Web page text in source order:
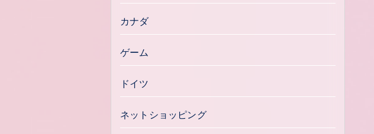
カナダ
ゲーム
ドイツ
ネットショッピング